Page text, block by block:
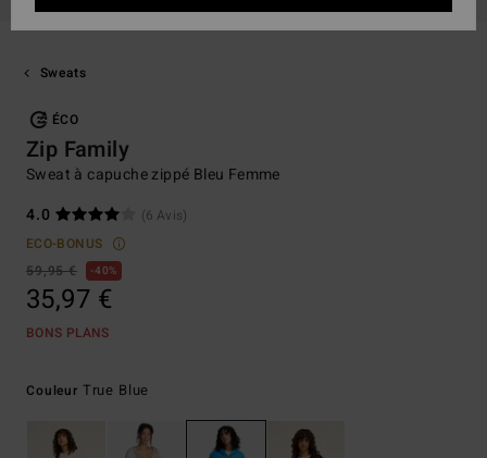
Sweats
ÉCO
Zip Family
Sweat à capuche zippé Bleu Femme
4.0
(6 Avis)
ECO-BONUS
59,95 €
40%
35,97 €
BONS PLANS
Couleur True Blue